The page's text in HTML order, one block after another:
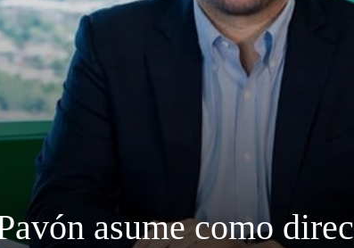
asume como